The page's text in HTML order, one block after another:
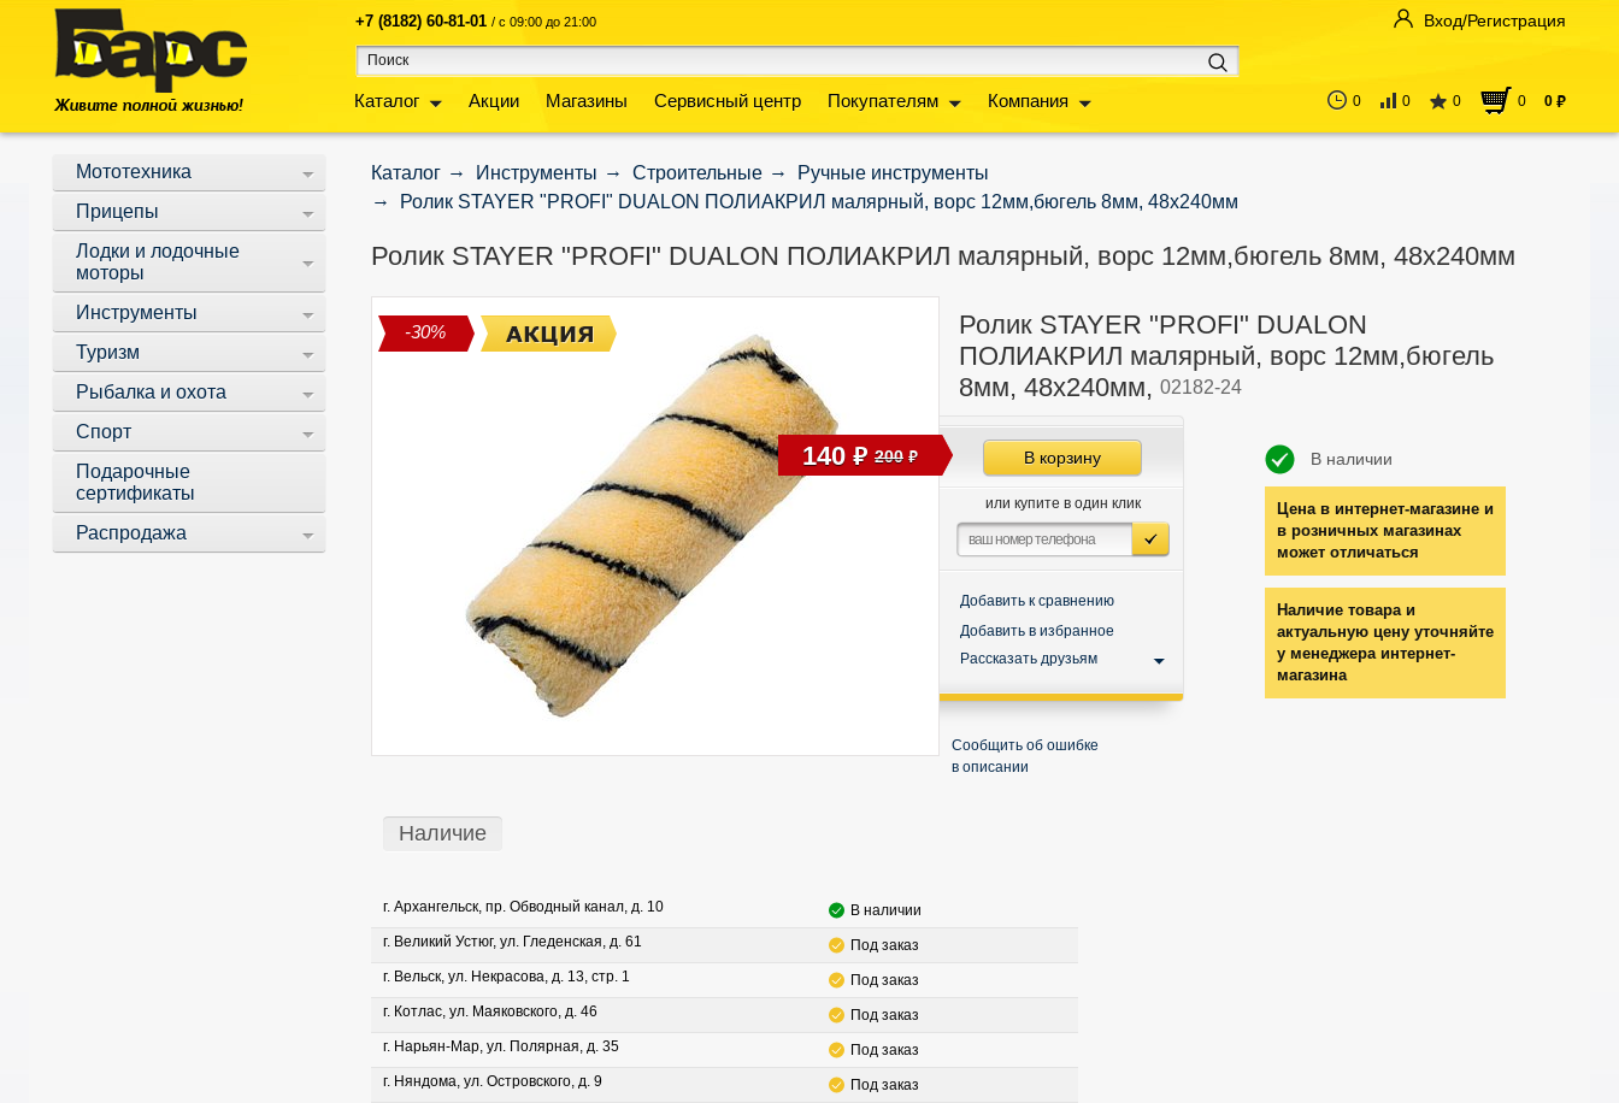
+7 (8182) 60-81-01 / с 09:00 до 21:00
Каталог Акции Магазины Сервисный центр Покупателям Компания
Вход/Регистрация
0 0 0 0 0 руб
Мототехника
Прицепы
Лодки и лодочные
моторы
Инструменты
Туризм
Рыбалка и охота
Спорт
Подарочные
сертификаты
Распродажа
Каталог Инструменты Строительные
Ручные инструменты
Ролик STAYER "PROFI" DUALON ПОЛИАКРИЛ малярный, ворс 12мм,бюгель 8мм, 48x240мм
Ролик STAYER "PROFI" DUALON ПОЛИАКРИЛ малярный, ворс 12мм,бюгель 8мм, 48x240мм
-30%
Ролик STAYER "PROFI" DUALON
ПОЛИАКРИЛ малярный, ворс 12мм,бюгель
8мм, 48x240мм, 02182-24
В наличии
Цена в интернет-магазине и
в розничных магазинах
может отличаться
Наличие товара и
актуальную цену уточняйте
у менеджера интернет-
магазина
В корзину
или купите в один клик
Добавить к сравнению
Добавить в избранное
Рассказать друзьям
Сообщить об ошибке
в описании
140 руб 200 руб
Наличие
г. Архангельск, пр. Обводный канал, д. 10
В наличии
г. Великий Устюг, ул. Гледенская, д. 61
Под заказ
г. Вельск, ул. Некрасова, д. 13, стр. 1
Под заказ
г. Котлас, ул. Маяковского, д. 46
Под заказ
г. Нарьян-Мар, ул. Полярная, д. 35
Под заказ
г. Няндома, ул. Островского, д. 9
Под заказ